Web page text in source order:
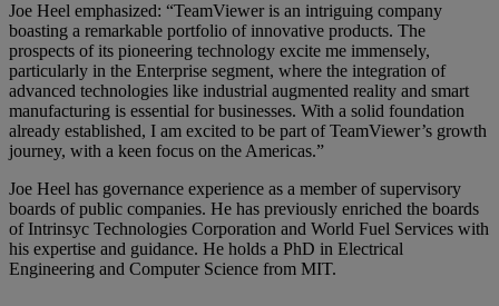
Joe Heel emphasized: “TeamViewer is an intriguing company
boasting a remarkable portfolio of innovative products. The
prospects of its pioneering technology excite me immensely,
particularly in the Enterprise segment, where the integration of
advanced technologies like industrial augmented reality and smart
manufacturing is essential for businesses. With a solid foundation
already established, I am excited to be part of TeamViewer’s growth
journey, with a keen focus on the Americas.”
Joe Heel has governance experience as a member of supervisory
boards of public companies. He has previously enriched the boards
of Intrinsyc Technologies Corporation and World Fuel Services with
his expertise and guidance. He holds a PhD in Electrical
Engineering and Computer Science from MIT.